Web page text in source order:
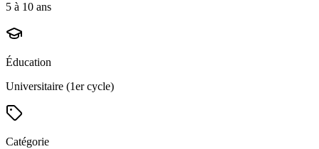
5 à 10 ans
Éducation
Universitaire (1er cycle)
Catégorie